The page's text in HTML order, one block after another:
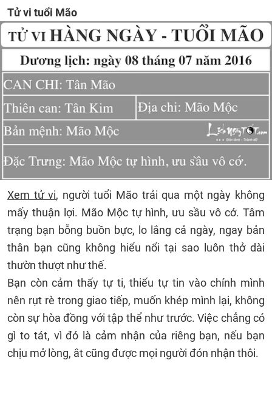
Tử vi tuổi Mão
Xem tử vi, người tuổi Mão trải qua một ngày không
mấy thuận lợi. Mão Mộc tự hình, ưu sầu vô cớ. Tâm
trạng bạn bỗng buồn bực, lo lắng cả ngày, ngay bản
thân bạn cũng không hiểu nổi tại sao luôn thở dài
thườn thượt như thế.
Bạn còn cảm thấy tự ti, thiếu tự tin vào chính mình
nên rụt rè trong giao tiếp, muốn khép mình lại, không
còn sự hòa đồng với tập thể như trước. Việc chẳng có
gì to tát, vì đó là cảm nhận của riêng bạn, nếu bạn
chịu mở lòng, ắt cũng được mọi người đón nhận thôi.